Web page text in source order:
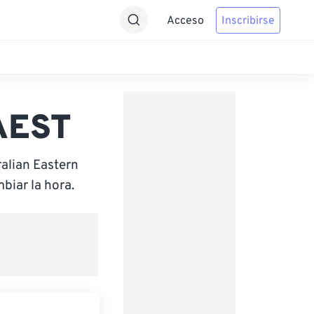
Acceso Inscribirse
Eastern
la hora.